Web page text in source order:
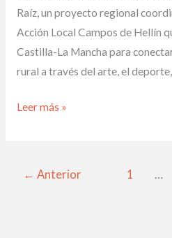
Raíz, un proyecto regional
Acción Local Campos de Hellín
Castilla-La Mancha para
rural a través del arte, el deporte,
Leer más »
← Anterior 1 …